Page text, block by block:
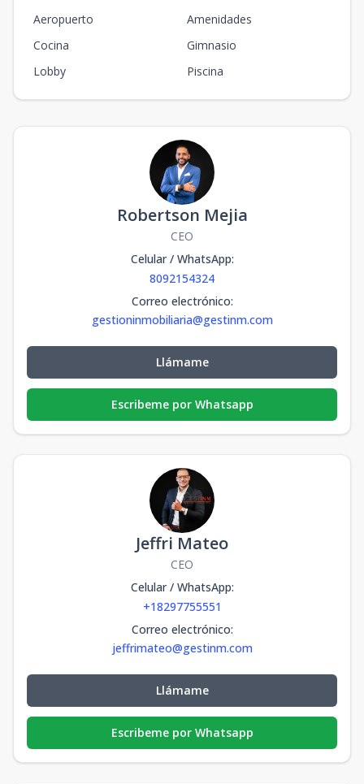
Aeropuerto
Amenidades
Cocina
Gimnasio
Lobby
Piscina
Robertson Mejia
CEO
Celular / WhatsApp:
8092154324
Correo electrónico:
gestioninmobiliaria@gestinm.com
Llámame
Escribeme por Whatsapp
Jeffri Mateo
CEO
Celular / WhatsApp:
+18297755551
Correo electrónico:
jeffrimateo@gestinm.com
Llámame
Escribeme por Whatsapp